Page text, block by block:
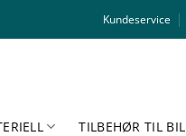
Kundeservice
TILBEHØR TIL BIL